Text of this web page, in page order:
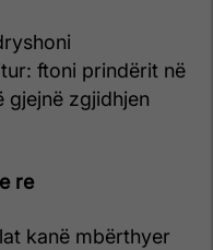
ftoni prindërit në
gjejnë zgjidhjen
re
kanë mbërthyer